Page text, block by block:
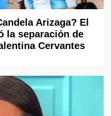
Arizaga? El
la separación de
Cervantes